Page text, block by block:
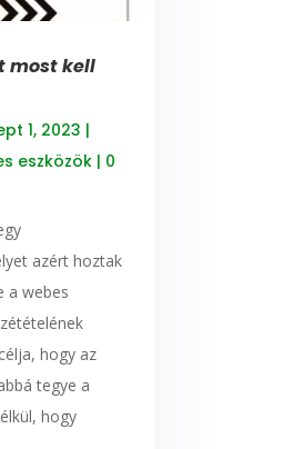
most kell
1, 2023 |
eszközök| 0
azért hoztak
a webes
hogy az
tegye a
hogy